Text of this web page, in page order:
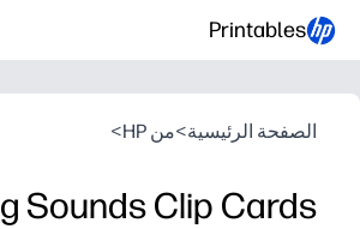
Printables
الصفحة الرئيسية>من HP >
Sounds Clip Cards